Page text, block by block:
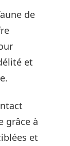
de
et
grâce à
et